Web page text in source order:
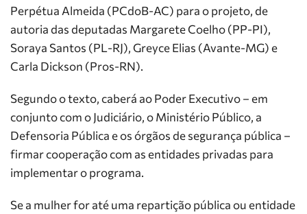
Perpétua Almeida (PCdoB-AC) para o projeto, de
autoria das deputadas Margarete Coelho (PP-PI),
Soraya Santos (PL-RJ), Greyce Elias (Avante-MG) e
Carla Dickson (Pros-RN).
Segundo o texto, caberá ao Poder Executivo – em
conjunto com o Judiciário, o Ministério Público, a
Defensoria Pública e os órgãos de segurança pública –
firmar cooperação com as entidades privadas para
implementar o programa.
Se a mulher for até uma repartição pública ou entidade